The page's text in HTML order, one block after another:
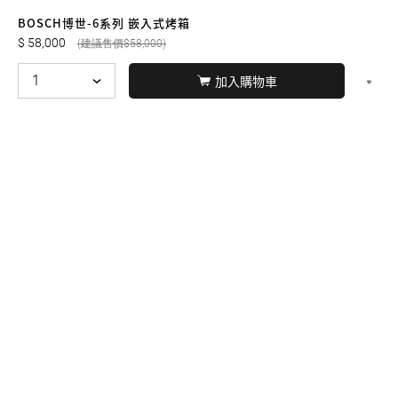
BOSCH博世-6系列 嵌入式烤箱
58,000 58,000
加入購物車
友誠購物
© BERNARD 2021 WEBDESIGN